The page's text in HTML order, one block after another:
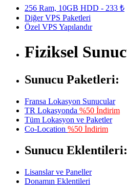
256 Ram, 10GB HDD - 233 ₺
Diğer VPS Paketleri
Özel VPS Yapılandır
Fiziksel
Sunucu Paketleri:
Fransa Lokasyon Sunucular
TR Lokasyonda %50 İndirim
Tüm Lokasyon ve Paketler
Co-Location %50 İndirim
Sunucu Eklentileri:
Lisanslar ve Paneller
Donamın Eklentileri